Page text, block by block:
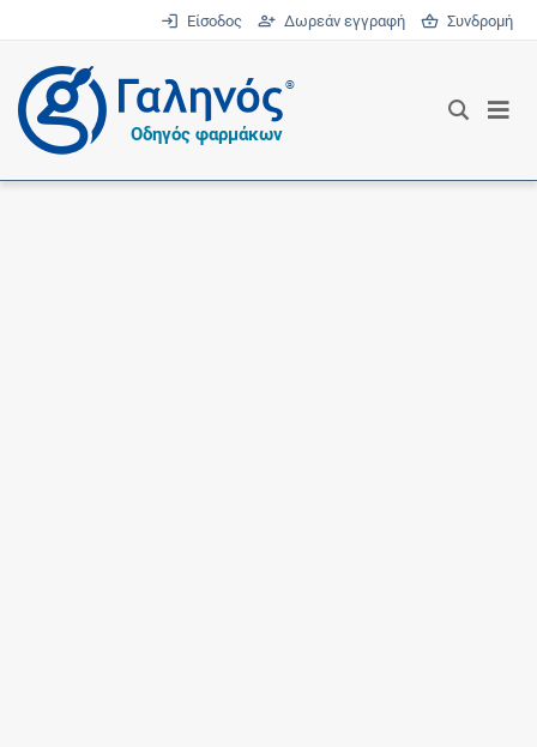
Είσοδος Δωρεάν εγγραφή Συνδρομή
®
Οδηγός φαρμάκων